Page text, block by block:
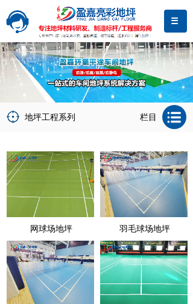
栏目
地坪工程系列
网球场地坪 羽毛球场地坪